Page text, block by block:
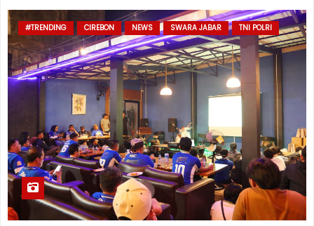
#TRENDING CIREBON NEWS SWARA JABAR TNI POLRI